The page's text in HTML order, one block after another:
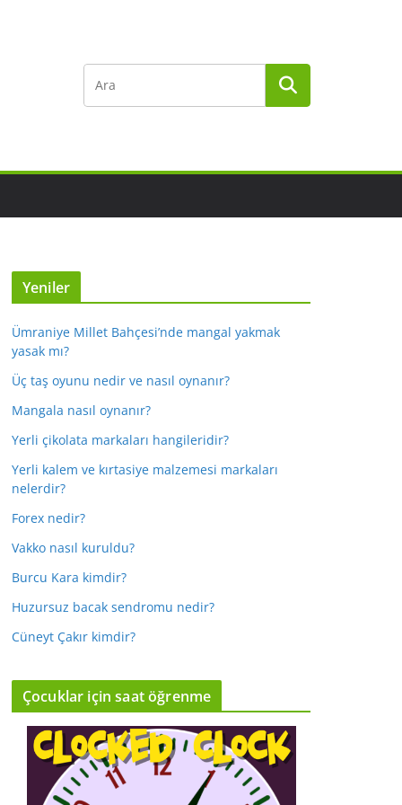
Yeniler
Ümraniye Millet Bahçesi’nde mangal yakmak
yasak mı?
Üç taş oyunu nedir ve nasıl oynanır?
Mangala nasıl oynanır?
Yerli çikolata markaları hangileridir?
Yerli kalem ve kırtasiye malzemesi markaları
nelerdir?
Forex nedir?
Vakko nasıl kuruldu?
Burcu Kara kimdir?
Huzursuz bacak sendromu nedir?
Cüneyt Çakır kimdir?
Çocuklar için saat öğrenme